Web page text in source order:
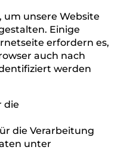
der
Cookies. Bei
um Textdateien, die
vom
Computersystem
so kann ein Cookie
des Nutzers
Cookie enthält
die eine